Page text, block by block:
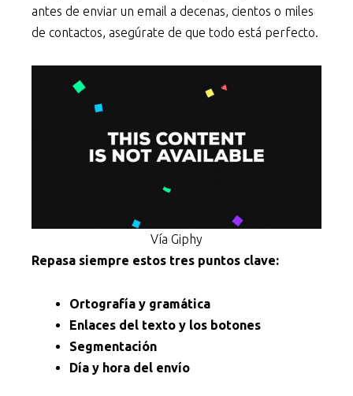
antes de enviar un email a decenas, cientos o miles
de contactos, asegúrate de que todo está perfecto.
Vía Giphy
Repasa siempre estos tres puntos clave:
Ortografía y gramática
Enlaces del texto y los botones
Segmentación
Día y hora del envío